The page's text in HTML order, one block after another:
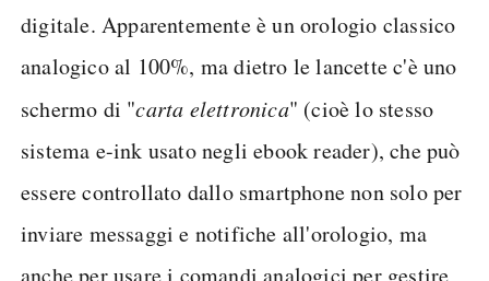
digitale. Apparentemente è un orologio classico
analogico al 100%, ma dietro le lancette c'è uno
schermo di "carta elettronica" (cioè lo stesso
sistema e-ink usato negli ebook reader), che può
essere controllato dallo smartphone non solo per
inviare messaggi e notifiche all'orologio, ma
anche per usare i comandi analogici per gestire